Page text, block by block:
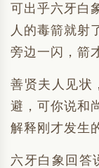
可出乎六牙白
人的毒箭就射
旁边一闪，箭
善贤夫人见状
避，可你说和
解释刚才发生
六牙白象回答